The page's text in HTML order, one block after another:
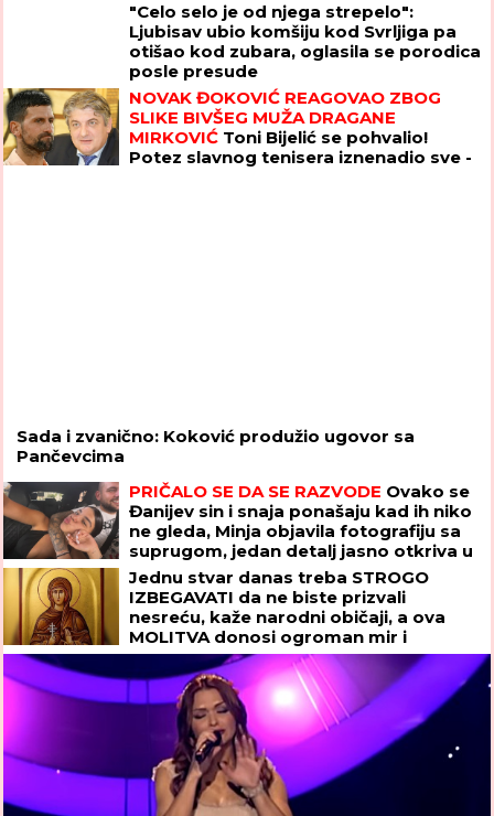
"Celo selo je od njega strepelo":
Ljubisav ubio komšiju kod Svrljiga pa
otišao kod zubara, oglasila se porodica
posle presude
NOVAK ĐOKOVIĆ REAGOVAO ZBOG
SLIKE BIVŠEG MUŽA DRAGANE
MIRKOVIĆ Toni Bijelić se pohvalio!
Potez slavnog tenisera iznenadio sve -
Sada i zvanično: Koković produžio ugovor sa
Pančevcima
PRIČALO SE DA SE RAZVODE Ovako se
Đanijev sin i snaja ponašaju kad ih niko
ne gleda, Minja objavila fotografiju sa
suprugom, jedan detalj jasno otkriva u
kakvom su braku
Jednu stvar danas treba STROGO
IZBEGAVATI da ne biste prizvali
nesreću, kaže narodni običaji, a ova
MOLITVA donosi ogroman mir i
blagoslov: Slavi se SVETA PETKA
TRNOVA